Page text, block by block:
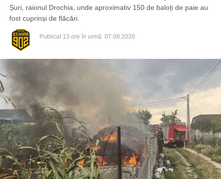
Șuri, raionul Drochia, unde aproximativ 150 de baloți de paie au
fost cuprinși de flăcări.
Publicat 13 ore în urmă 07.08.2026